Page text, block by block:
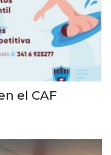
el CAF